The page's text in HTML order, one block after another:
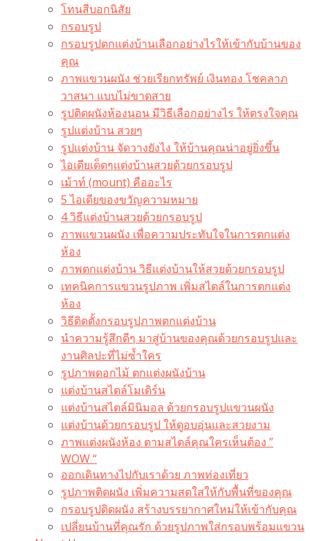
โทนสีบอกนิสัย
กรอบรูป
กรอบรูปตกแต่งบ้านเลือกอย่างไรให้เข้ากับบ้านของ
คุณ
ภาพแขวนผนัง ช่วยเรียกทรัพย์ เงินทอง โชคลาภ
วาสนา แบบไม่ขาดสาย
รูปติดผนังห้องนอน มีวิธีเลือกอย่างไร ให้ตรงใจคุณ
รูปแต่งบ้าน สวยๆ
รูปแต่งบ้าน จัดวางยังไง ให้บ้านคุณน่าอยู่ยิ่งขึ้น
ไอเดียเด็ดๆแต่งบ้านสวยด้วยกรอบรูป
เม้าท์ (mount) คืออะไร​
5 ไอเดียของขวัญความหมาย
4 วิธีแต่งบ้านสวยด้วยกรอบรูป
ภาพแขวนผนัง เพื่อความประทับใจในการตกแต่ง
ห้อง
ภาพตกแต่งบ้าน วิธีแต่งบ้านให้สวยด้วยกรอบรูป
เทคนิคการแขวนรูปภาพ เพิ่มสไตล์ในการตกแต่ง
ห้อง
วิธีติดตั้งกรอบรูปภาพตกแต่งบ้าน
นำความรู้สึกดีๆ มาสู่บ้านของคุณด้วยกรอบรูปและ
งานศิลปะที่ไม่ซ้ำใคร
รูปภาพดอกไม้ ตกแต่งผนังบ้าน
แต่งบ้านสไตล์โมเดิร์น
แต่งบ้านสไตล์มินิมอล ด้วยกรอบรูปแขวนผนัง
แต่งบ้านด้วยกรอบรูป ให้ดูอบอุ่นและสวยงาม
ภาพแต่งผนังห้อง ตามสไตล์คุณใครเห็นต้อง ”
WOW “
ออกเดินทางไปกับเราด้วย ภาพท่องเที่ยว
รูปภาพติดผนัง เพิ่มความสดใสให้กับพื้นที่ของคุณ
กรอบรูปติดผนัง สร้างบรรยากาศใหม่ให้เข้ากับคุณ
เปลี่ยนบ้านที่คุณรัก ด้วยรูปภาพใส่กรอบพร้อมแขวน​